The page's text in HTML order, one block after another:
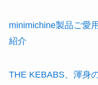
minimichine製品ご愛
紹介
THE KEBABS、渾身